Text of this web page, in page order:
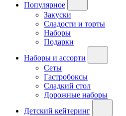
Популярное
Закуски
Сладости и торты
Наборы
Подарки
Наборы и ассорти
Сеты
Гастробоксы
Сладкий стол
Дорожные наборы
Детский кейтеринг